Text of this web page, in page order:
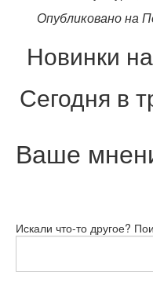
Опубликовано на
Новинки
Сегодня в
Ваше
Искали что-то другое?